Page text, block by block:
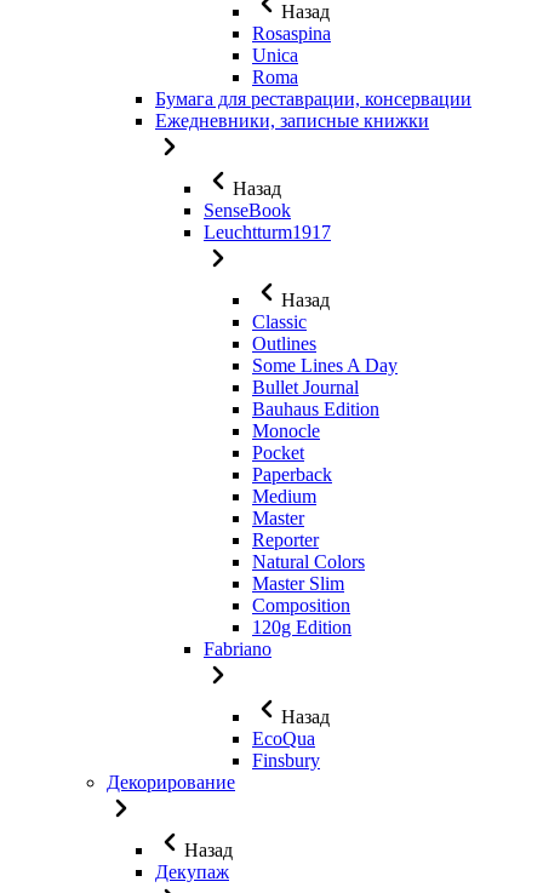
Назад
Rosaspina
Unica
Roma
Бумага для реставрации, консервации
Ежедневники, записные книжки
Назад
SenseBook
Leuchtturm1917
Назад
Classic
Outlines
Some Lines A Day
Bullet Journal
Bauhaus Edition
Monocle
Pocket
Paperback
Medium
Master
Reporter
Natural Colors
Master Slim
Composition
120g Edition
Fabriano
Назад
EcoQua
Finsbury
Декорирование
Назад
Декупаж